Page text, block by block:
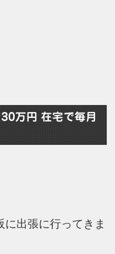
万円 在宅で毎月
出張に行ってきま